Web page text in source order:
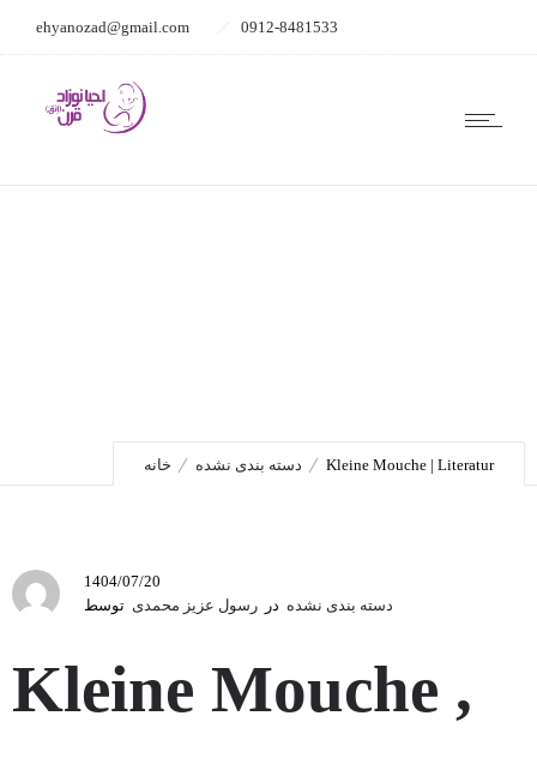
ehyanozad@gmail.com 0912-8481533
خانه دسته بندی نشده Kleine Mouche | Literatur
1404/07/20
توسط رسول عزیز محمدی در دسته بندی نشده
Kleine Mouche ,